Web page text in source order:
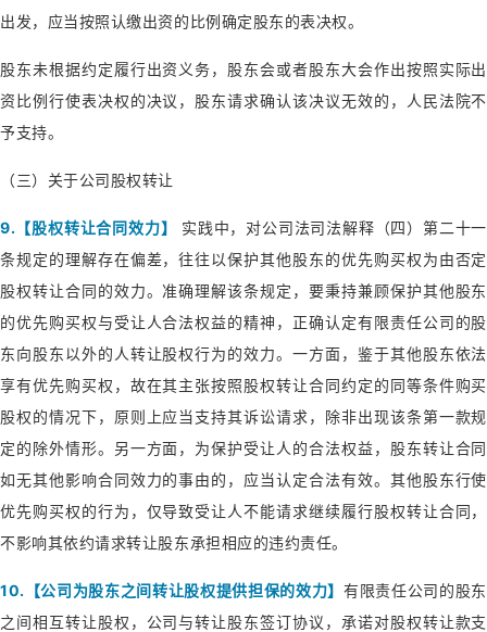
出发，应当按照认缴出资的比例确定股东的表决权。
股东未根据约定履行出资义务，股东会或者股东大会作出按照实际出
资比例行使表决权的决议，股东请求确认该决议无效的，人民法院不
予支持。
（三）关于公司股权转让
9.【股权转让合同效力】
实践中，对公司法司法解释（四）第二十一
条规定的理解存在偏差，往往以保护其他股东的优先购买权为由否定
股权转让合同的效力。准确理解该条规定，要秉持兼顾保护其他股东
的优先购买权与受让人合法权益的精神，正确认定有限责任公司的股
东向股东以外的人转让股权行为的效力。一方面，鉴于其他股东依法
享有优先购买权，故在其主张按照股权转让合同约定的同等条件购买
股权的情况下，原则上应当支持其诉讼请求，除非出现该条第一款规
定的除外情形。另一方面，为保护受让人的合法权益，股东转让合同
如无其他影响合同效力的事由的，应当认定合法有效。其他股东行使
优先购买权的行为，仅导致受让人不能请求继续履行股权转让合同，
不影响其依约请求转让股东承担相应的违约责任。
10.【公司为股东之间转让股权提供担保的效力】有限责任公司的股东
之间相互转让股权，公司与转让股东签订协议，承诺对股权转让款支